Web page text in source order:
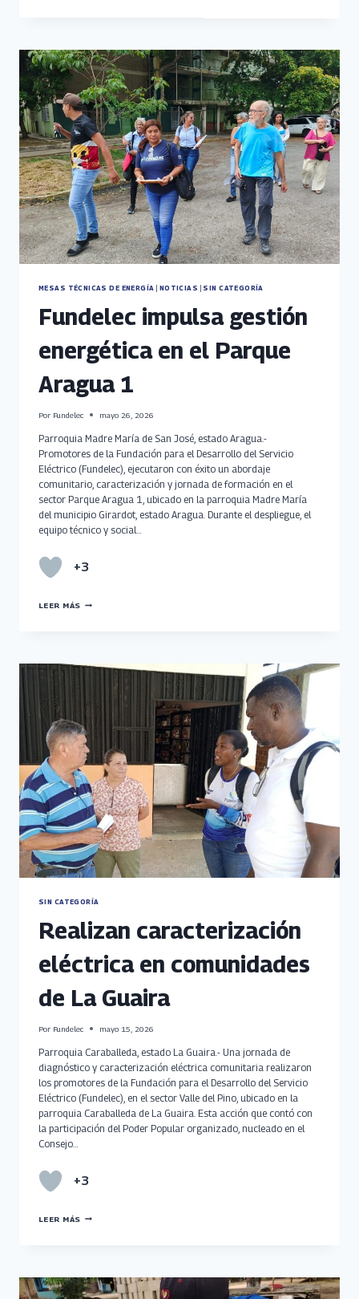
CAPACITAN
EN
SERVICIO
ELÉCTRICO
MESAS TÉCNICAS DE ENERGÍA NOTICIAS SIN CATEGORÍA
Fundelec impulsa gestión
energética en el Parque
Aragua 1
Por Fundelec mayo 26, 2026
Parroquia Madre María de San José, estado Aragua.-
Promotores de la Fundación para el Desarrollo del Servicio
Eléctrico (Fundelec), ejecutaron con éxito un abordaje
comunitario, caracterización y jornada de formación en el
sector Parque Aragua 1, ubicado en la parroquia Madre María
del municipio Girardot, estado Aragua. Durante el despliegue, el
equipo técnico y social…
+3
LEER MÁS FUNDELEC
SIN CATEGORÍA
Realizan caracterización
eléctrica en comunidades
de La Guaira
Por Fundelec mayo 15, 2026
Parroquia Caraballeda, estado La Guaira.- Una jornada de
diagnóstico y caracterización eléctrica comunitaria realizaron
los promotores de la Fundación para el Desarrollo del Servicio
Eléctrico (Fundelec), en el sector Valle del Pino, ubicado en la
parroquia Caraballeda de La Guaira. Esta acción que contó con
la participación del Poder Popular organizado, nucleado en el
Consejo…
+3
LEER MÁS REALIZAN
DE
LA